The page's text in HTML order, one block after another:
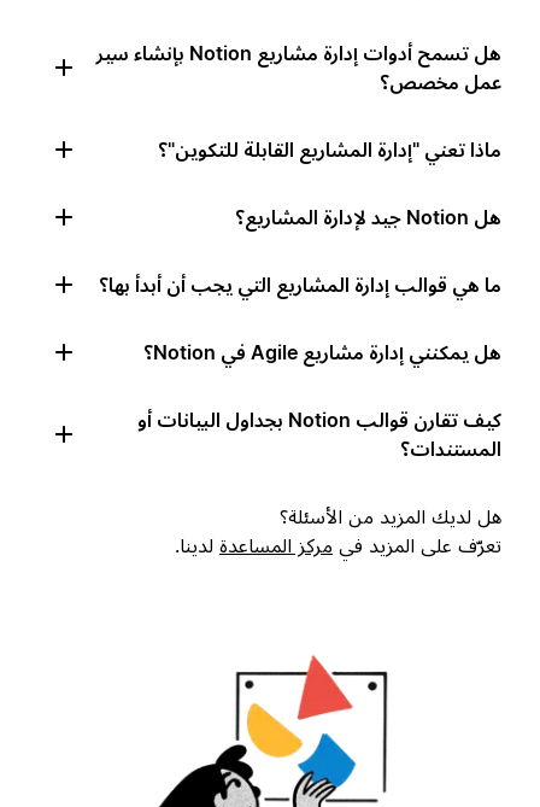
هل تسمح أدوات إدارة مشاريع Notion بإنشاء سير
عمل مخصص؟
ماذا تعني "إدارة المشاريع القابلة للتكوين"؟
هل Notion جيد لإدارة المشاريع؟
ما هي قوالب إدارة المشاريع التي يجب أن أبدأ بها؟
هل يمكنني إدارة مشاريع Agile في Notion؟
كيف تقارن قوالب Notion بجداول البيانات أو
المستندات؟
هل لديك المزيد من الأسئلة؟
تعرّف على المزيد في مركز المساعدة لدينا.